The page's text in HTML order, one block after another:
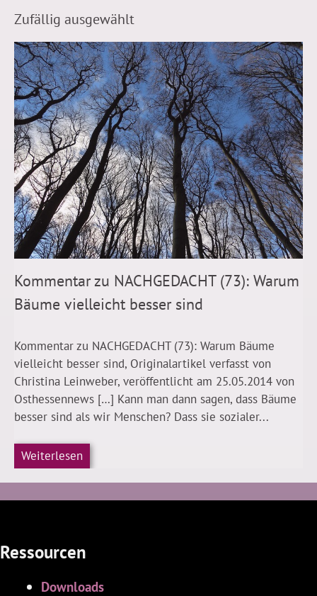
Zufällig ausgewählt
Kommentar zu NACHGEDACHT (73): Warum
Bäume vielleicht besser sind
Kommentar zu NACHGEDACHT (73): Warum Bäume
vielleicht besser sind, Originalartikel verfasst von
Christina Leinweber, veröffentlicht am 25.05.2014 von
Osthessennews […] Kann man dann sagen, dass Bäume
besser sind als wir Menschen? Dass sie sozialer...
Weiterlesen
Ressourcen
Downloads